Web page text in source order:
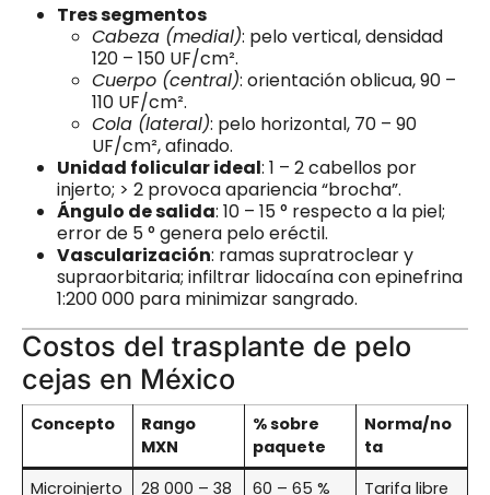
Tres segmentos
Cabeza (medial): pelo vertical, densidad
120 – 150 UF/cm².
Cuerpo (central): orientación oblicua, 90 –
110 UF/cm².
Cola (lateral): pelo horizontal, 70 – 90
UF/cm², afinado.
Unidad folicular ideal: 1 – 2 cabellos por
injerto; > 2 provoca apariencia “brocha”.
Ángulo de salida: 10 – 15 ° respecto a la piel;
error de 5 ° genera pelo eréctil.
Vascularización: ramas supratroclear y
supraorbitaria; infiltrar lidocaína con epinefrina
1:200 000 para minimizar sangrado.
Costos del trasplante de pelo
cejas en México
Concepto
Rango
MXN
% sobre
paquete
Norma/no
ta
Microinjerto
28 000 – 38
60 – 65 %
Tarifa libre